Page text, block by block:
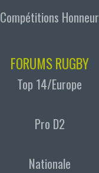
Compétitions Honneur
FORUMS RUGBY
Top 14/Europe
Pro D2
Nationale